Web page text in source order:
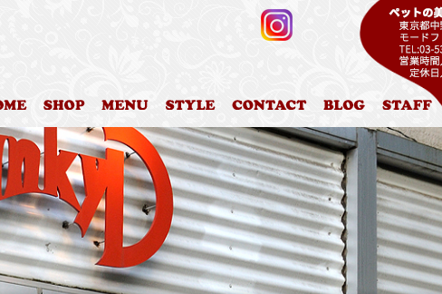
HOME 店舗案内 料金表 カットスタイル お問合わせ ブログ